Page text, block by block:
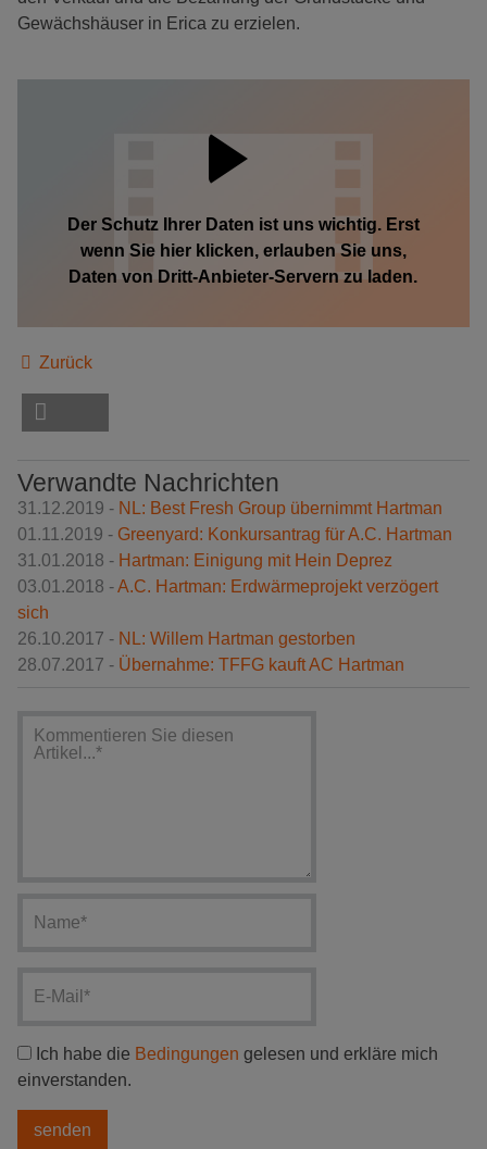
Gewächshäuser in Erica zu erzielen.
Der Schutz Ihrer Daten ist uns wichtig. Erst
wenn Sie hier klicken, erlauben Sie uns,
Daten von Dritt-Anbieter-Servern zu laden.
Zurück
Verwandte Nachrichten
31.12.2019 - NL: Best Fresh Group übernimmt Hartman
01.11.2019 - Greenyard: Konkursantrag für A.C. Hartman
31.01.2018 - Hartman: Einigung mit Hein Deprez
03.01.2018 -A.C. Hartman: Erdwärmeprojekt verzögert
sich
26.10.2017 - NL: Willem Hartman gestorben
28.07.2017 - Übernahme: TFFG kauft AC Hartman
Ich habe die Bedingungen gelesen und erkläre mich
einverstanden.